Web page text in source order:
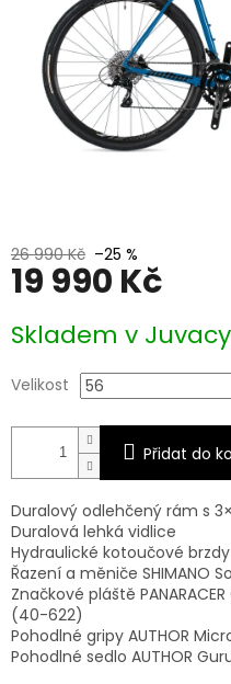
26 990 Kč –25 %
19 990 Kč
cena:
Skladem v
Velikost
Přidat do
Duralový odlehčený rám s
Duralová lehká vidlice
Hydraulické kotoučové brzdy
Řazení a měniče SHIMANO
Značkové pláště
(40-622)
Pohodlné gripy AUTHOR
Pohodlné sedlo AUTHOR